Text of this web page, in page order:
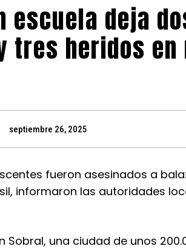
escuela deja
tres heridos en
septiembre 26, 2025
fueron asesinados a
informaron las autoridades
Sobral, una ciudad de unos